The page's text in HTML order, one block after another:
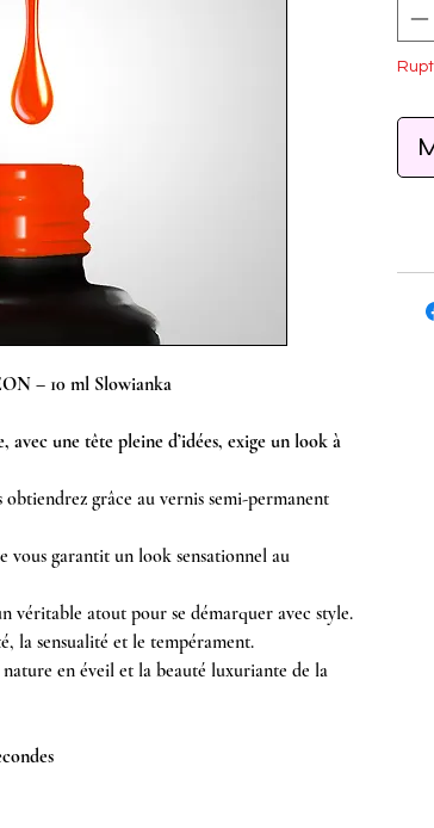
– 10 ml Slowianka
une tête pleine d’idées, exige un look à
obtiendrez grâce au vernis semi-permanent
vous garantit un look sensationnel au
véritable atout pour se démarquer avec style.
la sensualité et le tempérament.
en éveil et la beauté luxuriante de la